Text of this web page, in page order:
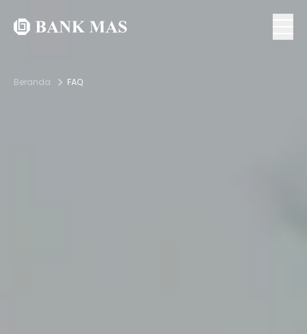
Beranda FAQ